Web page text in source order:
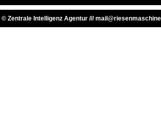
© Zentrale Intelligenz Agentur ///